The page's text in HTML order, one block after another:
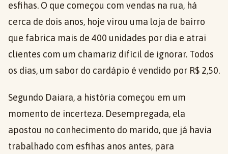
esfihas. O que começou com vendas na rua, há
cerca de dois anos, hoje virou uma loja de bairro
que fabrica mais de 400 unidades por dia e atrai
clientes com um chamariz difícil de ignorar. Todos
os dias, um sabor do cardápio é vendido por R$ 2,50.
Segundo Daiara, a história começou em um
momento de incerteza. Desempregada, ela
apostou no conhecimento do marido, que já havia
trabalhado com esfihas anos antes, para